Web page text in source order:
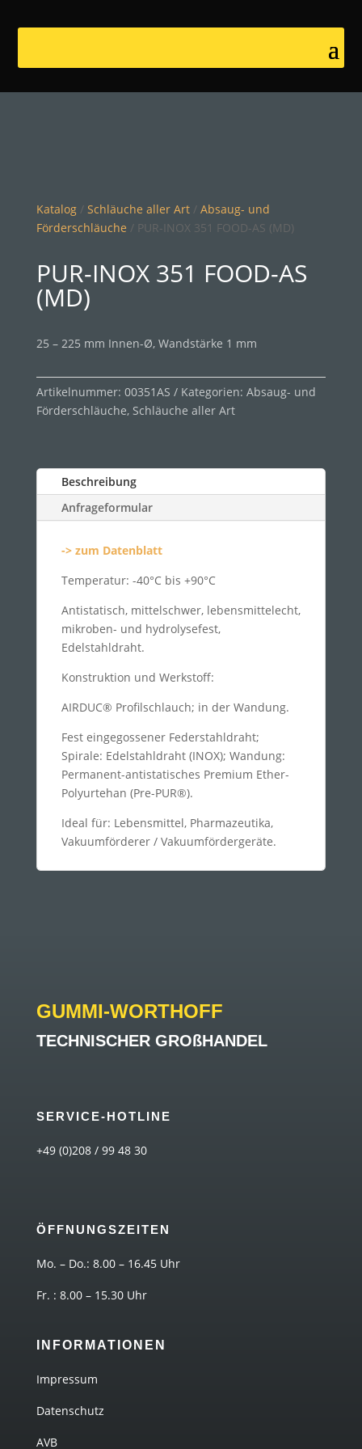
Katalog/ Schläuche aller Art/ Absaug- und
Förderschläuche / PUR-INOX 351 FOOD-AS (MD)
PUR-INOX 351 FOOD-AS
(MD)
25 – 225 mm Innen-Ø, Wandstärke 1 mm
Artikelnummer: 00351AS Kategorien: Absaug- und
Förderschläuche, Schläuche aller Art
Beschreibung
Anfrageformular
-> zum Datenblatt
Temperatur: -40°C bis +90°C
Antistatisch, mittelschwer, lebensmittelecht,
mikroben- und hydrolysefest,
Edelstahldraht.
Konstruktion und Werkstoff:
AIRDUC® Profilschlauch; in der Wandung.
Fest eingegossener Federstahldraht;
Spirale: Edelstahldraht (INOX); Wandung:
Permanent-antistatisches Premium Ether-
Polyurtehan (Pre-PUR®).
Ideal für: Lebensmittel, Pharmazeutika,
Vakuumförderer / Vakuumfördergeräte.
GUMMI-WORTHOFF
TECHNISCHER GROßHANDEL
SERVICE-HOTLINE
+49 (0)208 / 99 48 30
ÖFFNUNGSZEITEN
Mo. – Do.: 8.00 – 16.45 Uhr
Fr. : 8.00 – 15.30 Uhr
INFORMATIONEN
Impressum
Datenschutz
AVB